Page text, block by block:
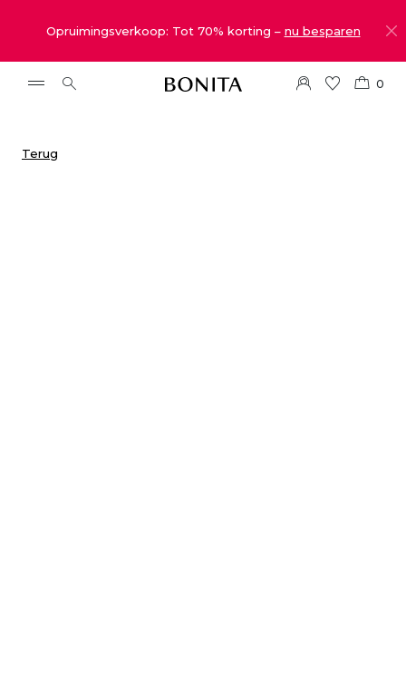
Opruimingsverkoop: Tot 70% korting – nu besparen
0
Terug